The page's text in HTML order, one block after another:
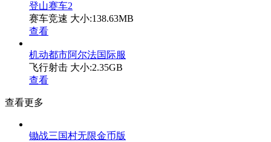
登山赛车2
赛车竞速 大小:138.63MB
查看
机动都市阿尔法国际服
飞行射击 大小:2.35GB
查看
查看更多
锄战三国村无限金币版